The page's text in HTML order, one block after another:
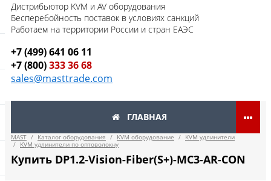
Дистрибьютор KVM и AV оборудования
Бесперебойность поставок в условиях санкций
Работаем на территории России и стран ЕАЭС
+7 (499) 641 06 11
+7 (800)333 36 68
sales@masttrade.com
ГЛАВНАЯ
MAST / Каталог оборудования / KVM оборудование /
KVM удлинители
/
KVM удлинители по оптоволокну
Купить DP1.2-Vision-Fiber(S+)-MC3-AR-CON